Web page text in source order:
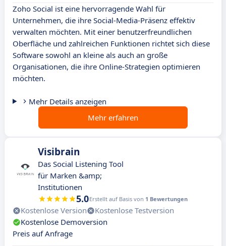
Zoho Social ist eine hervorragende Wahl für
Unternehmen, die ihre Social-Media-Präsenz effektiv
verwalten möchten. Mit einer benutzerfreundlichen
Oberfläche und zahlreichen Funktionen richtet sich diese
Software sowohl an kleine als auch an große
Organisationen, die ihre Online-Strategien optimieren
möchten.
Mehr Details anzeigen
Mehr erfahren
Visibrain
Das Social Listening Tool
für Marken &amp;
Institutionen
5.0Erstellt auf Basis von 1 Bewertungen
Kostenlose Version
Kostenlose Testversion
Kostenlose Demoversion
Preis auf Anfrage